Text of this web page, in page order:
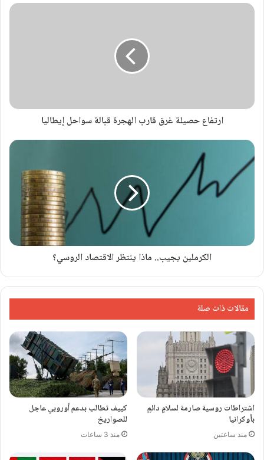
ارتفاع حصيلة غرق قارب الهجرة قبالة سواحل إيطاليا
الكرملين يجيب.. ماذا ينتظر الاقتصاد الروسي؟
مقالات ذات صلة
اشتراطات روسية صارمة لسلامٍ دائمٍ
بأوكرانيا
منذ ساعتين
كييف تطالب بدعم أوروبي عاجل
للصواريخ
منذ 3 ساعات